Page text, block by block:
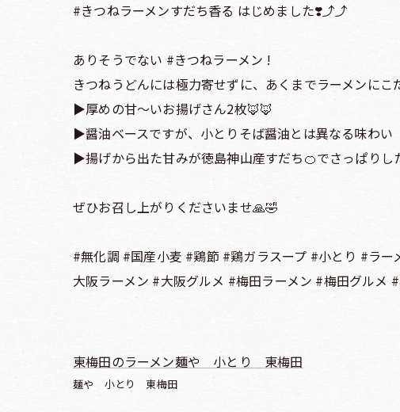
#きつねラーメンすだち香る はじめました❣️⤴︎⤴︎
ありそうでない #きつねラーメン !
きつねうどんには極力寄せずに、あくまでラーメンにこ
▶️厚めの甘〜いお揚げさん2枚🦊🦊
▶️醤油ベースですが、小とりそば醤油とは異なる味わい
▶️揚げから出た甘みが徳島神山産すだち🍊でさっぱりし
ぜひお召し上がりくださいませ🙏🤣
#無化調 #国産小麦 #鶏節 #鶏ガラスープ #小とり #ラ
大阪ラーメン #大阪グルメ #梅田ラーメン #梅田グルメ
東梅田のラーメン麺や 小とり 東梅田
麺や 小とり 東梅田